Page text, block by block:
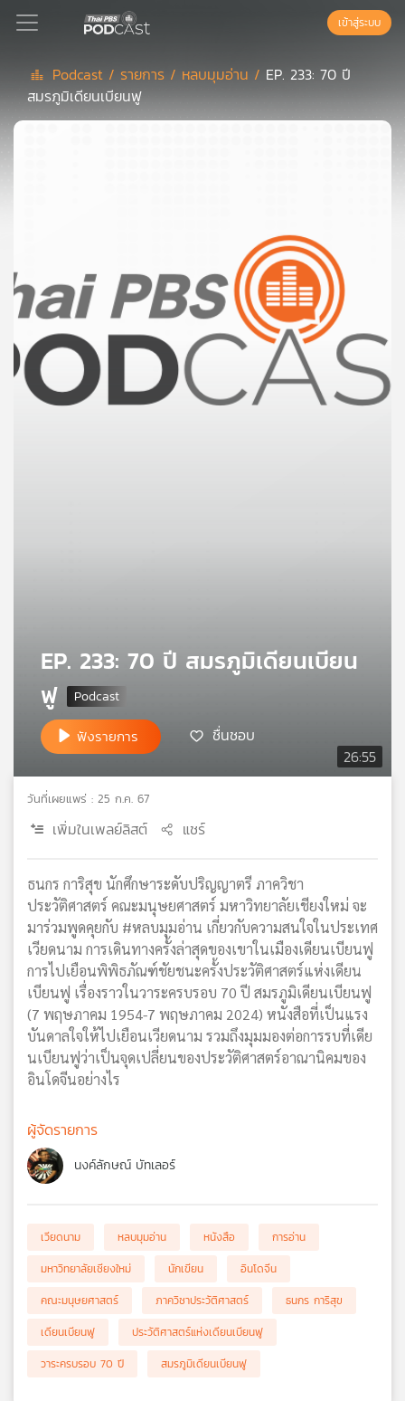
Podcast
เพล
ลิ
สต์
ของ
กิจกรรม
เกี่ยว
เครือ
ไทย
เอส
แผนที่
วิทยุ
เครือ
ข่าย
เข้าสู่ระบบ
Podcast / รายการ / หลบมุมอ่าน / EP. 233: 70 ปี
สมรภูมิเดียนเบียนฟู
26:55
EP. 233: 70 ปี สมรภูมิเดียนเบียน
ฟู
ฟังรายการ ชื่นชอบ
วันที่เผยแพร่ : 25 ก.ค. 67
เพิ่มในเพลย์ลิสต์ แชร์
ธนกร การิสุข นักศึกษาระดับปริญญาตรี ภาควิชา
ประวัติศาสตร์ คณะมนุษยศาสตร์ มหาวิทยาลัยเชียงใหม่ จะ
มาร่วมพูดคุยกับ #หลบมุมอ่าน เกี่ยวกับความสนใจในประเทศ
เวียดนาม การเดินทางครั้งล่าสุดของเขาในเมืองเดียนเบียนฟู
การไปเยือนพิพิธภัณฑ์ชัยชนะครั้งประวัติศาสตร์แห่งเดียน
เบียนฟู เรื่องราวในวาระครบรอบ 70 ปี สมรภูมิเดียนเบียนฟู
(7 พฤษภาคม 1954-7 พฤษภาคม 2024) หนังสือที่เป็นแรง
บันดาลใจให้ไปเยือนเวียดนาม รวมถึงมุมมองต่อการรบที่เดีย
นเบียนฟูว่าเป็นจุดเปลี่ยนของประวัติศาสตร์อาณานิคมของ
อินโดจีนอย่างไร
ผู้จัดรายการ
นงค์ลักษณ์ บัทเลอร์
เวียดนาม หลบมุมอ่าน หนังสือ
การอ่าน
มหาวิทยาลัยเชียงใหม่
นักเขียน
อินโดจีน
คณะมนุษยศาสตร์
ภาควิชาประวัติศาสตร์
ธนกร การิสุข
เดียนเบียนฟู
ประวัติศาสตร์แห่งเดียนเบียนฟู
วาระครบรอบ 70 ปี
สมรภูมิเดียนเบียนฟู